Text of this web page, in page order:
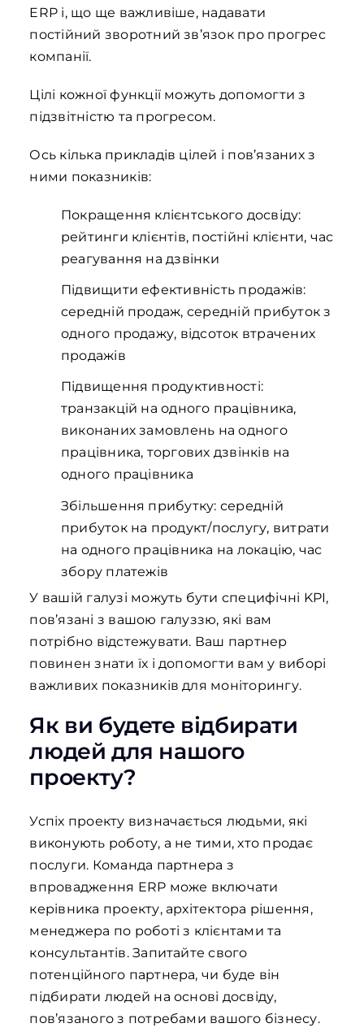
ERP і, що ще важливіше, надавати
постійний зворотний зв’язок про прогрес
компанії.
Цілі кожної функції можуть допомогти з
підзвітністю та прогресом.
Ось кілька прикладів цілей і пов’язаних з
ними показників:
Покращення клієнтського досвіду:
рейтинги клієнтів, постійні клієнти, час
реагування на дзвінки
Підвищити ефективність продажів:
середній продаж, середній прибуток з
одного продажу, відсоток втрачених
продажів
Підвищення продуктивності:
транзакцій на одного працівника,
виконаних замовлень на одного
працівника, торгових дзвінків на
одного працівника
Збільшення прибутку: середній
прибуток на продукт/послугу, витрати
на одного працівника на локацію, час
збору платежів
У вашій галузі можуть бути специфічні KPI,
пов’язані з вашою галуззю, які вам
потрібно відстежувати. Ваш партнер
повинен знати їх і допомогти вам у виборі
важливих показників для моніторингу.
Як ви будете відбирати
людей для нашого
проекту?
Успіх проекту визначається людьми, які
виконують роботу, а не тими, хто продає
послуги. Команда партнера з
впровадження ERP може включати
керівника проекту, архітектора рішення,
менеджера по роботі з клієнтами та
консультантів. Запитайте свого
потенційного партнера, чи буде він
підбирати людей на основі досвіду,
пов’язаного з потребами вашого бізнесу.